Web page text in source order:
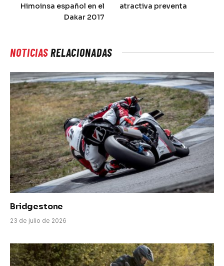
Himoinsa español en el
Dakar 2017
atractiva preventa
NOTICIASRELACIONADAS
Bridgestone
23 de julio de 2026